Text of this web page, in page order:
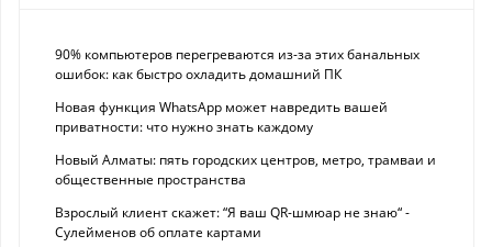
90% компьютеров перегреваются из-за этих банальных
ошибок: как быстро охладить домашний ПК
Новая функция WhatsApp может навредить вашей
приватности: что нужно знать каждому
Новый Алматы: пять городских центров, метро, трамваи и
общественные пространства
Взрослый клиент скажет: “Я ваш QR-шмюар не знаю“ -
Сулейменов об оплате картами